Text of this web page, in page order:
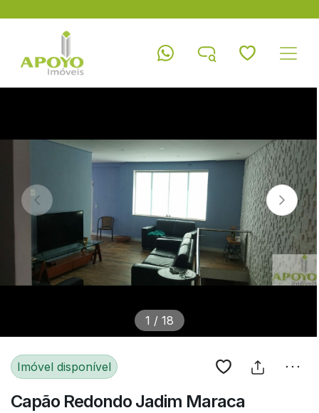
1 / 18
Imóvel disponível
Capão Redondo Jadim Maraca